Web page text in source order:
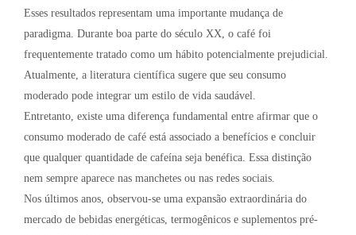
Esses resultados representam uma importante mudança de
paradigma. Durante boa parte do século XX, o café foi
frequentemente tratado como um hábito potencialmente prejudicial.
Atualmente, a literatura científica sugere que seu consumo
moderado pode integrar um estilo de vida saudável.
Entretanto, existe uma diferença fundamental entre afirmar que o
consumo moderado de café está associado a benefícios e concluir
que qualquer quantidade de cafeína seja benéfica. Essa distinção
nem sempre aparece nas manchetes ou nas redes sociais.
Nos últimos anos, observou-se uma expansão extraordinária do
mercado de bebidas energéticas, termogênicos e suplementos pré-